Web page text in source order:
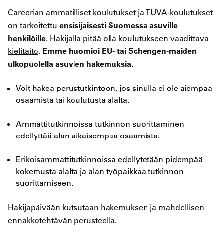
Careerian ammatilliset koulutukset ja TUVA-koulutukset
on tarkoitettu ensisijaisesti Suomessa asuville
henkilöille. Hakijalla pitää olla koulutukseen vaadittava
kielitaito. Emme huomioi EU- tai Schengen-maiden
ulkopuolella asuvien hakemuksia.
Voit hakea perustutkintoon, jos sinulla ei ole aiempaa
osaamista tai koulutusta alalta.
Ammattitutkinnoissa tutkinnon suorittaminen
edellyttää alan aikaisempaa osaamista.
Erikoisammattitutkinnoissa edellytetään pidempää
kokemusta alalta ja alan työpaikkaa tutkinnon
suorittamiseen.
Hakijapäivään kutsutaan hakemuksen ja mahdollisen
ennakkotehtävän perusteella.